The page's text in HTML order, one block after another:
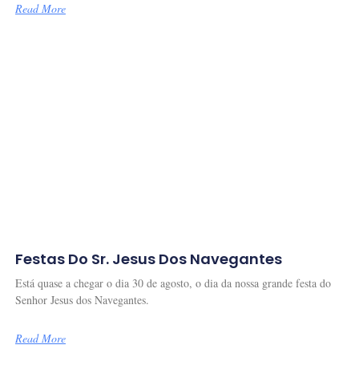
Read More
Festas Do Sr. Jesus Dos Navegantes
Está quase a chegar o dia 30 de agosto, o dia da nossa grande festa do
Senhor Jesus dos Navegantes.
Read More